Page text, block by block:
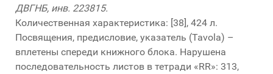
ДВГНБ, инв. 223815.
Количественная характеристика: [38], 424 л.
Посвящения, предисловие, указатель (Tavola) –
вплетены спереди книжного блока. Нарушена
последовательность листов в тетради «RR»: 313,